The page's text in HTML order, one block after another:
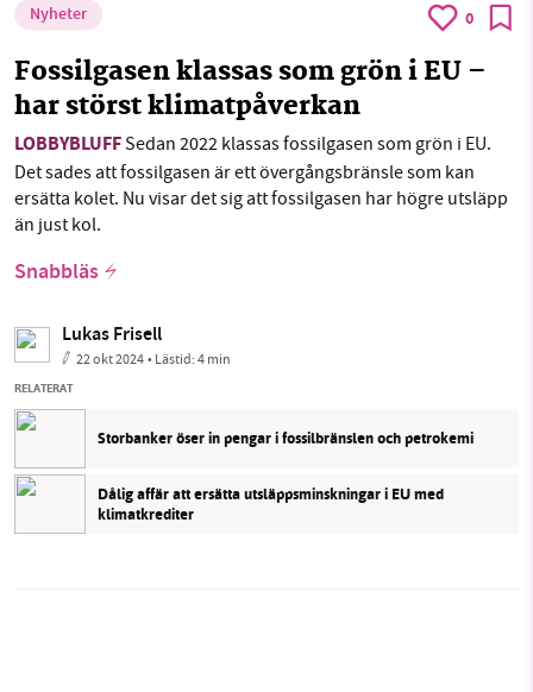
Nyheter 0
Fossilgasen klassas som grön i EU –
har störst klimatpåverkan
LOBBYBLUFFSedan 2022 klassas fossilgasen som grön i EU.
Det sades att fossilgasen är ett övergångsbränsle som kan
ersätta kolet. Nu visar det sig att fossilgasen har högre utsläpp
än just kol.
Snabbläs
Lukas Frisell
22 okt 2024• Lästid:4 min
RELATERAT
Storbanker öser in pengar i fossilbränslen och petrokemi
Dålig affär att ersätta utsläppsminskningar i EU med
klimatkrediter